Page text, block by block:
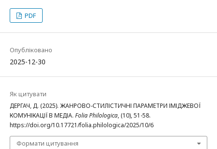
PDF
Опубліковано
2025-12-30
Як цитувати
ДЕРГАЧ, Д. (2025). ЖАНРОВО-СТИЛІСТИЧНІ ПАРАМЕТРИ ІМІДЖЕВОЇ
КОМУНІКАЦІЇ В МЕДІА. Folia Philologica, (10), 51-58.
https://doi.org/10.17721/folia.philologica/2025/10/6
Формати цитування